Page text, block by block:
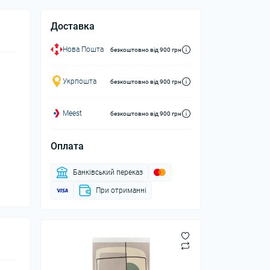
Доставка
Нова Пошта безкоштовно від 900 грн
Укрпошта безкоштовно від 900 грн
Meest безкоштовно від 900 грн
Оплата
Банківський переказ
При отриманні